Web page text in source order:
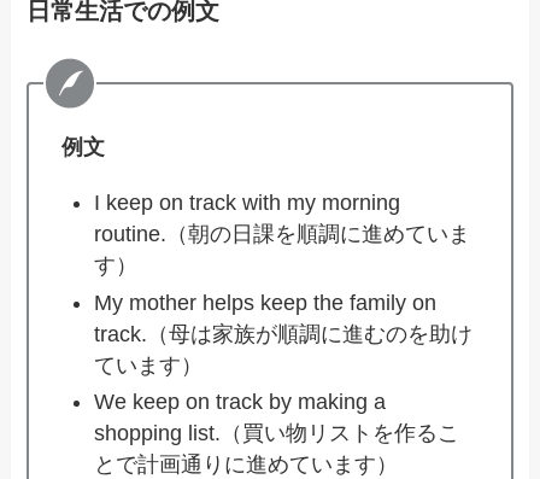
日常生活での例文
例文
I keep on track with my morning
routine.（朝の日課を順調に進めていま
す）
My mother helps keep the family on
track.（母は家族が順調に進むのを助け
ています）
We keep on track by making a
shopping list.（買い物リストを作るこ
とで計画通りに進めています）